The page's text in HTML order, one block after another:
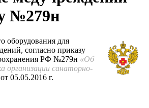
№279н
оборудования для
согласно приказу
РФ №279н «Об
организации санаторно-
от 05.05.2016 г.